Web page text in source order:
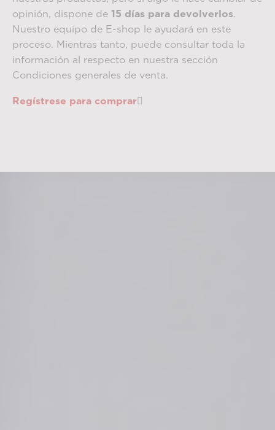
opinión, dispone de 15 días para devolverlos.
Nuestro equipo de E-shop le ayudará en este
proceso. Mientras tanto, puede consultar toda la
información al respecto en nuestra sección
Condiciones generales de venta.
Regístrese para comprar